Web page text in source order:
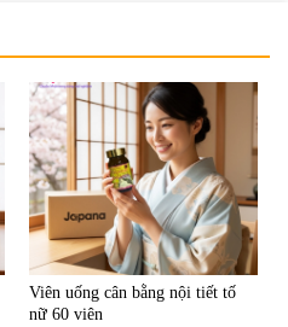
Viên uống cân bằng nội tiết tố
nữ 60 viên